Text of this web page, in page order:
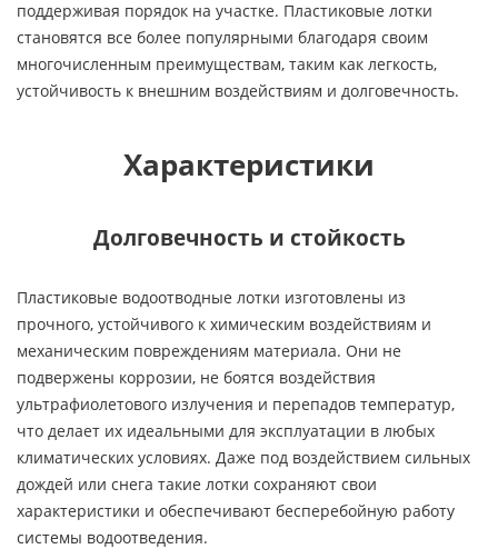
поддерживая порядок на участке. Пластиковые лотки
становятся все более популярными благодаря своим
многочисленным преимуществам, таким как легкость,
устойчивость к внешним воздействиям и долговечность.
Характеристики
Долговечность и стойкость
Пластиковые водоотводные лотки изготовлены из
прочного, устойчивого к химическим воздействиям и
механическим повреждениям материала. Они не
подвержены коррозии, не боятся воздействия
ультрафиолетового излучения и перепадов температур,
что делает их идеальными для эксплуатации в любых
климатических условиях. Даже под воздействием сильных
дождей или снега такие лотки сохраняют свои
характеристики и обеспечивают бесперебойную работу
системы водоотведения.